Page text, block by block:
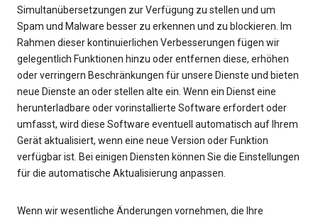
Simultanübersetzungen zur Verfügung zu stellen und um
Spam und Malware besser zu erkennen und zu blockieren. Im
Rahmen dieser kontinuierlichen Verbesserungen fügen wir
gelegentlich Funktionen hinzu oder entfernen diese, erhöhen
oder verringern Beschränkungen für unsere Dienste und bieten
neue Dienste an oder stellen alte ein. Wenn ein Dienst eine
herunterladbare oder vorinstallierte Software erfordert oder
umfasst, wird diese Software eventuell automatisch auf Ihrem
Gerät aktualisiert, wenn eine neue Version oder Funktion
verfügbar ist. Bei einigen Diensten können Sie die Einstellungen
für die automatische Aktualisierung anpassen.
Wenn wir wesentliche Änderungen vornehmen, die Ihre